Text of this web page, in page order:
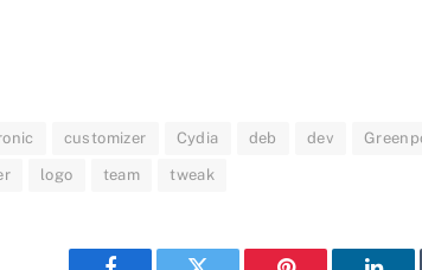
customizer Cydia deb dev
logo team tweak